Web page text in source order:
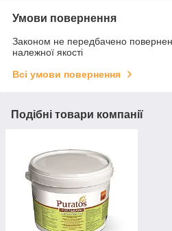
Умови повернення
Законом не передбачено
належної якості
Всі умови повернення
Подібні товари компанії